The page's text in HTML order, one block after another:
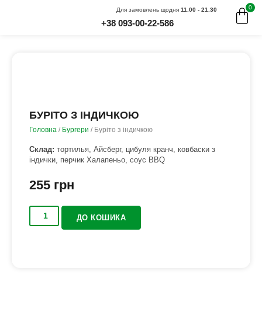
Для замовлень щодня 11.00 - 21.30
+38 093-00-22-586
0
БУРІТО З ІНДИЧКОЮ
Головна / Бургери / Буріто з індичкою
Склад: тортилья, Айсберг, цибуля кранч, ковбаски з
індички, перчик Халапеньо, соус BBQ
255 грн
ДО КОШИКА